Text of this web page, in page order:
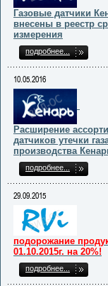
Газовые датчики
внесены в реестр
измерения
подробнее...
10.05.2016
Расширение
датчиков утечки
производства
подробнее...
29.09.2015
подорожание
01.10.2015г. на 20%!
подробнее...